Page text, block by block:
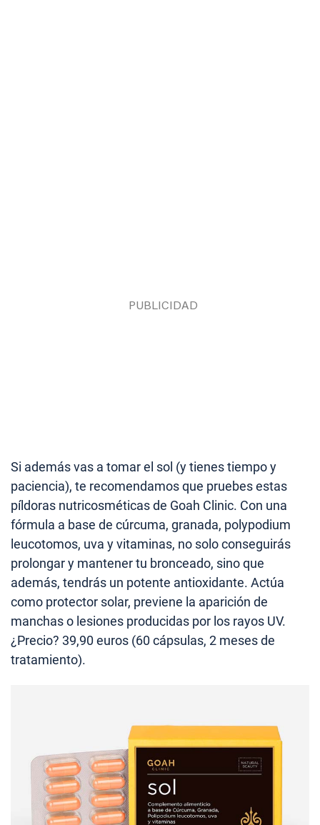
Si además vas a tomar el sol (y tienes tiempo y
paciencia), te recomendamos que pruebes estas
píldoras nutricosméticas de Goah Clinic. Con una
fórmula a base de cúrcuma, granada, polypodium
leucotomos, uva y vitaminas, no solo conseguirás
prolongar y mantener tu bronceado, sino que
además, tendrás un potente antioxidante. Actúa
como protector solar, previene la aparición de
manchas o lesiones producidas por los rayos UV.
¿Precio? 39,90 euros (60 cápsulas, 2 meses de
tratamiento).